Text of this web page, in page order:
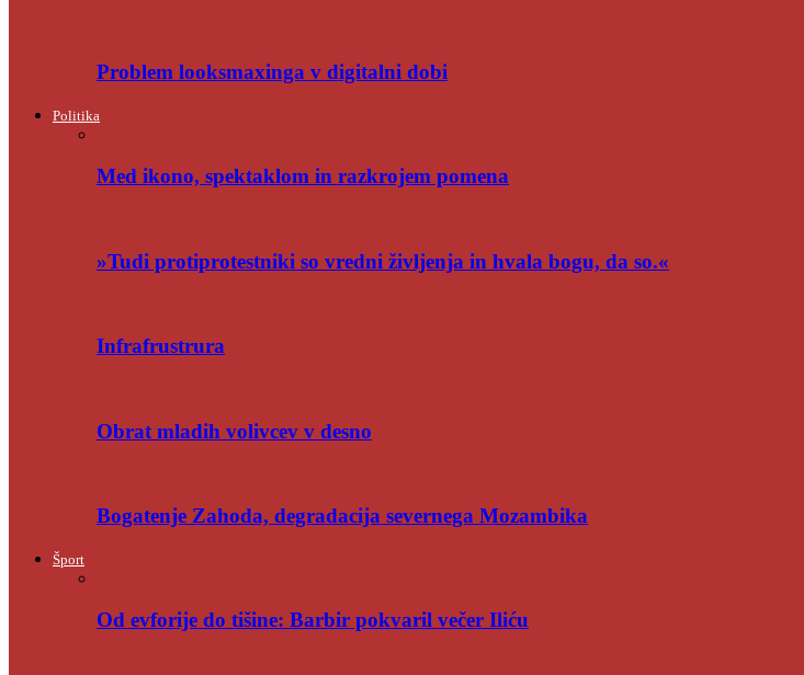
Problem looksmaxinga v digitalni dobi
Politika
Med ikono, spektaklom in razkrojem pomena
»Tudi protiprotestniki so vredni življenja in hvala bogu, da so.«
Infrafrustrura
Obrat mladih volivcev v desno
Bogatenje Zahoda, degradacija severnega Mozambika
Šport
Od evforije do tišine: Barbir pokvaril večer Iliću